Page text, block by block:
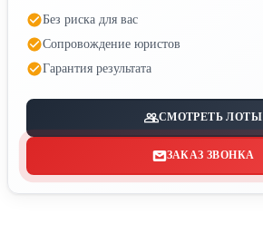
Без риска для вас
Сопровождение юристов
Гарантия результата
СМОТРЕТЬ ЛОТЫ
ЗАКАЗ ЗВОНКА